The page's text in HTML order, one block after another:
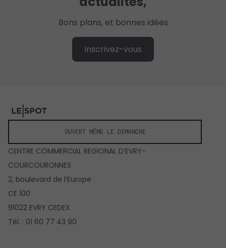
Bons plans, et bonnes idées
Inscrivez-vous
OUVERT MÊME LE DIMANCHE
CENTRE COMMERCIAL REGIONAL D’EVRY-
COURCOURONNES
2, boulevard de l’Europe
CE 100
91022 EVRY CEDEX
Tél. : 01 60 77 43 90